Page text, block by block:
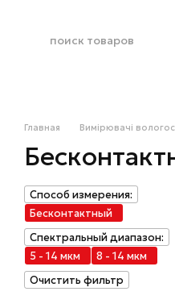
Главная Вимірювачі
Способ измерения:
Бесконтактный
Спектральный диапазон:
5 - 14 мкм
8 - 14 мкм
Очистить фильтр